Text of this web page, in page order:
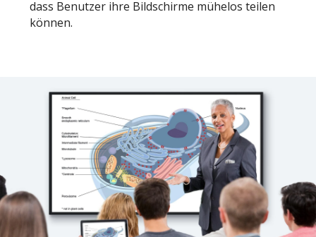
dass Benutzer ihre Bildschirme mühelos teilen
können.